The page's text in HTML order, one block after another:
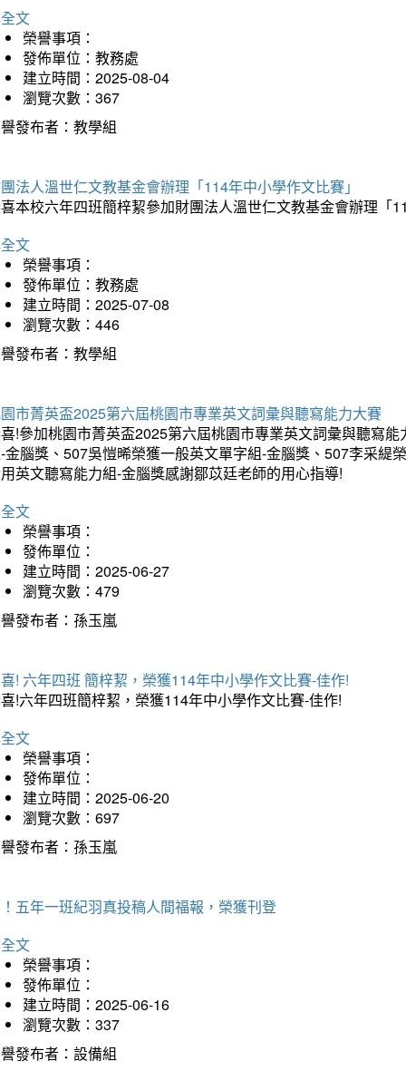
文
榮譽事項：
發佈單位：教務處
建立時間：2025-08-04
瀏覽次數：367
發布者：教學組
法人溫世仁文教基金會辦理「114年中小學作文比賽」
本校六年四班簡梓絜參加財團法人溫世仁文教基金會辦理「
文
榮譽事項：
發佈單位：教務處
建立時間：2025-07-08
瀏覽次數：446
發布者：教學組
市菁英盃2025第六屆桃園市專業英文詞彙與聽寫能力大賽
!參加桃園市菁英盃2025第六屆桃園市專業英文詞彙與聽寫
金腦獎、507吳愷晞榮獲一般英文單字組-金腦獎、507李采緹
英文聽寫能力組-金腦獎感謝鄒苡廷老師的用心指導!
文
榮譽事項：
發佈單位：
建立時間：2025-06-27
瀏覽次數：479
發布者：孫玉嵐
! 六年四班 簡梓絜，榮獲114年中小學作文比賽-佳作!
!六年四班簡梓絜，榮獲114年中小學作文比賽-佳作!
文
榮譽事項：
發佈單位：
建立時間：2025-06-20
瀏覽次數：697
發布者：孫玉嵐
五年一班紀羽真投稿人間福報，榮獲刊登
文
榮譽事項：
發佈單位：
建立時間：2025-06-16
瀏覽次數：337
發布者：設備組